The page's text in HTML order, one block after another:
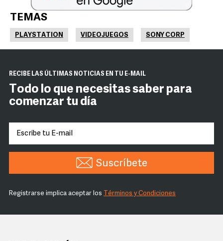
TEMAS
PLAYSTATION VIDEOJUEGOS SONY CORP
RECIBE LAS ÚLTIMAS NOTICIAS EN TU E-MAIL
Todo lo que necesitas saber para
comenzar tu día
Suscríbete
Registrarse implica aceptar los Términos y Condiciones